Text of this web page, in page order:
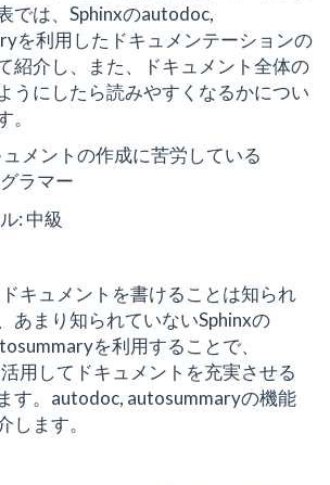
では、Sphinxのautodoc,
を利用したドキュメンテーションの
紹介し、また、ドキュメント全体の
うにしたら読みやすくなるかについ
。
メントの作成に苦労している
ラマー
: 中級
キュメントを書けることは知られ
あまり知られていないSphinxの
を利用することで、
用してドキュメントを充実させる
す。autodoc, autosummaryの機能
します。